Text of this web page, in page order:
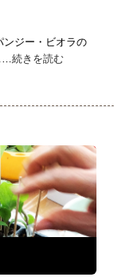
ジー・ビオラの
続きを読む